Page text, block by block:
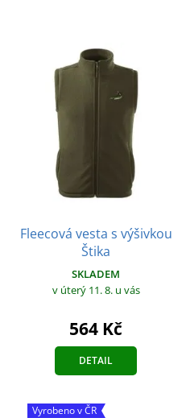
Fleecová vesta s výšivkou
Štika
SKLADEM
v úterý 11. 8. u vás
564 Kč
DETAIL
Vyrobeno v ČR